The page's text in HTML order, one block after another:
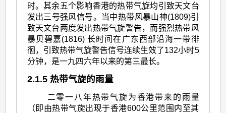
时。其余五个影响香港的热带气旋均引致天文台
发出三号强风信号。当中热带风暴山神(1809)引
致天文台两度发出热带气旋警告，而强烈热带风
暴贝碧嘉(1816) 长时间在广东西部沿海一带徘
徊，引致热带气旋警告信号连续生效了132小时5
分钟，是一九四六年以来的第三最长。
2.1.5 热带气旋的雨量
二零一八年热带气旋为香港带来的雨量
（即由热带气旋出现于香港600公里范围内至其